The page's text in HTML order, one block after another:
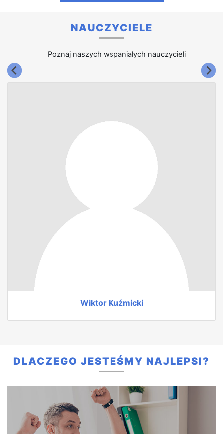
NAUCZYCIELE
Poznaj naszych wspaniałych nauczycieli
Wiktor Kuźmicki
DLACZEGO JESTEŚMY NAJLEPSI?